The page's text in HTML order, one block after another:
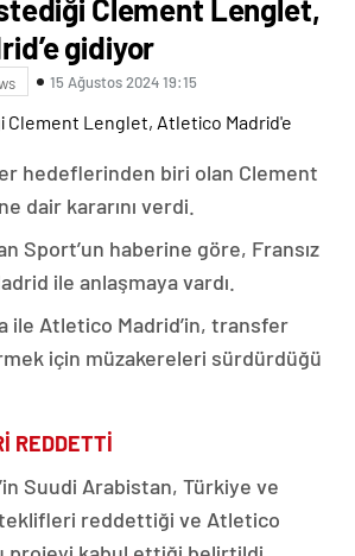
Clement Lenglet,
gidiyor
15 Ağustos 2024 19:15
hedeflerinden biri olan Clement
dair kararını verdi.
Sport’un haberine göre, Fransız
ile anlaşmaya vardı.
ile Atletico Madrid’in, transfer
için müzakereleri sürdürdüğü
REDDETTİ
Suudi Arabistan, Türkiye ve
teklifleri reddettiği ve Atletico